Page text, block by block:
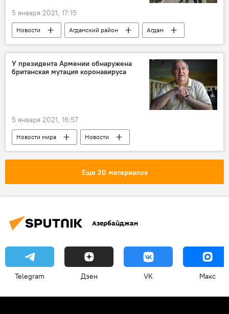
5 января 2021, 17:15
Новости Агдамский район
Агдам
Разминирование
У президента Армении обнаружена
британская мутация коронавируса
5 января 2021, 16:57
Новости мира
Новости
Армен Саркисян
Коронавирус
Еще 20 материалов
Азербайджан
Telegram Дзен VK Макс